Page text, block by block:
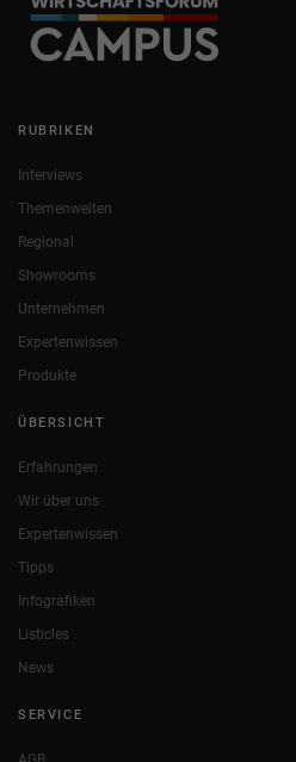
RUBRIKEN
Interviews
Themenwelten
Regional
Showrooms
Unternehmen
Expertenwissen
Produkte
ÜBERSICHT
Erfahrungen
Wir über uns
Expertenwissen
Tipps
Infografiken
Listicles
News
SERVICE